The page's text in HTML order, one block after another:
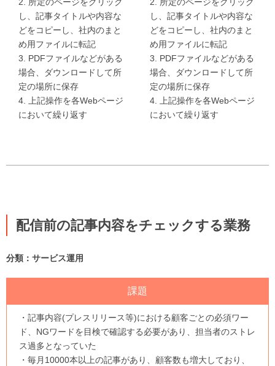
2. 所定のページをクリック
し、記事タイトルや内容な
どをコピーし、社内のまと
め用ファイルに転記
3. PDFファイルなどがある
場合、ダウンロードして所
定の場所に保存
4. 上記操作を各Webページ
において繰り返す
2. 所定のページをクリック
し、記事タイトルや内容な
どをコピーし、社内のまと
め用ファイルに転記
3. PDFファイルなどがある
場合、ダウンロードして所
定の場所に保存
4. 上記操作を各Webページ
において繰り返す
配信前の記事内容をチェックする業務
分類：サービス運用
課題
・記事内容(プレスリリース等)における顧客ごとの必須ワー
ド、NGワードを目検で確認する必要があり、担当者のストレ
ス過多となっていた
・毎月10000本以上の記事があり、顧客数も増大しており、